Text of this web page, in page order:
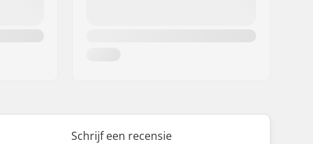
Schrijf een recensie